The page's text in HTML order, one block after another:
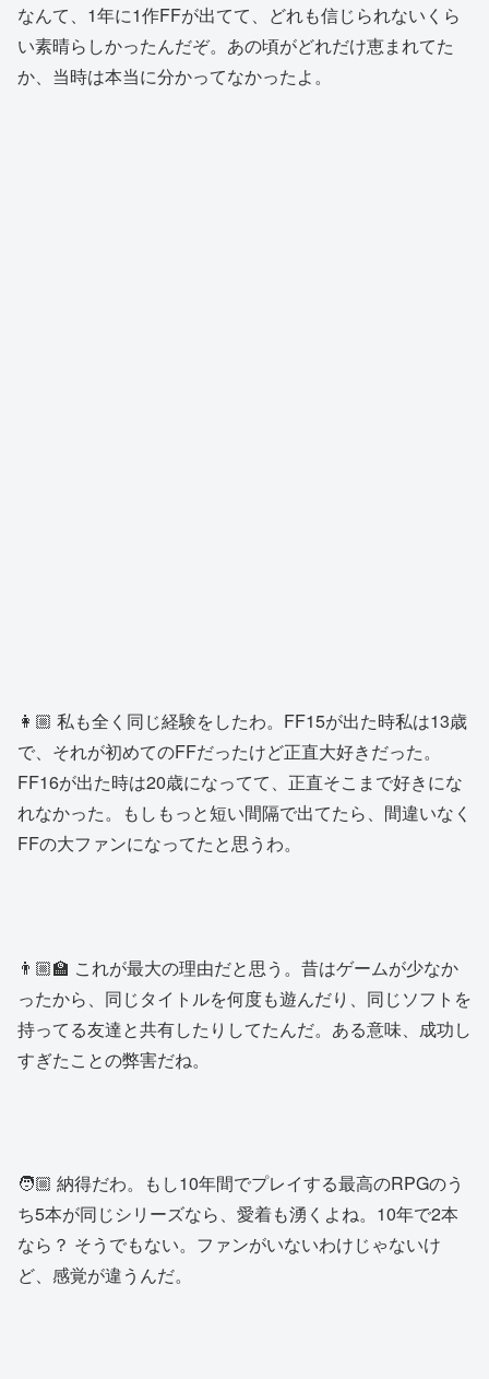
なんて、1年に1作FFが出てて、どれも信じられないくら
い素晴らしかったんだぞ。あの頃がどれだけ恵まれてた
か、当時は本当に分かってなかったよ。
👩🏼 私も全く同じ経験をしたわ。FF15が出た時私は13歳
で、それが初めてのFFだったけど正直大好きだった。
FF16が出た時は20歳になってて、正直そこまで好きにな
れなかった。もしもっと短い間隔で出てたら、間違いなく
FFの大ファンになってたと思うわ。
👨🏼‍🏫 これが最大の理由だと思う。昔はゲームが少なか
ったから、同じタイトルを何度も遊んだり、同じソフトを
持ってる友達と共有したりしてたんだ。ある意味、成功し
すぎたことの弊害だね。
🧑🏼 納得だわ。もし10年間でプレイする最高のRPGのう
ち5本が同じシリーズなら、愛着も湧くよね。10年で2本
なら？ そうでもない。ファンがいないわけじゃないけ
ど、感覚が違うんだ。